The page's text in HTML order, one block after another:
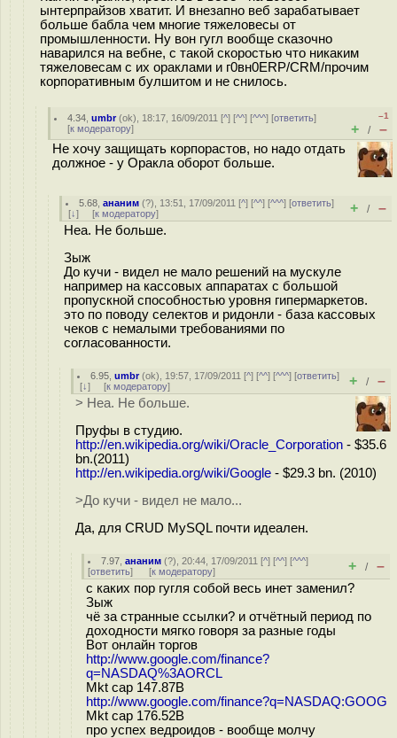
ынтерпрайзов хватит. И внезапно веб зарабатывает
больше бабла чем многие тяжеловесы от
промышленности. Ну вон гугл вообще сказочно
наварился на вебне, с такой скоростью что никаким
тяжеловесам с их ораклами и г0вн0ERP/CRM/прочим
корпоративным булшитом и не снилось.
4.34 ,umbr(ok), 18:17, 16/09/2011 [^] [^^] [^^^] [ответить]
[к модератору]
–1
+ / –
Не хочу защищать корпорастов, но надо отдать
должное - у Оракла оборот больше.
5.68 ,ананим (?), 13:51, 17/09/2011 [^] [^^] [^^^] [ответить]
[↓] [к модератору] + / –
Неа. Не больше.
Зыж
До кучи - видел не мало решений на мускуле
например на кассовых аппаратах с большой
пропускной способностью уровня гипермаркетов.
это по поводу селектов и ридонли - база кассовых
чеков с немалыми требованиями по
согласованности.
6.95 ,umbr(ok), 19:57, 17/09/2011 [^] [^^] [^^^] [ответить]
[↓] [к модератору] + / –
> Неа. Не больше.
Пруфы в студию.
http://en.wikipedia.org/wiki/Oracle_Corporation - $35.6
bn.(2011)
http://en.wikipedia.org/wiki/Google - $29.3 bn. (2010)
>До кучи - видел не мало...
Да, для CRUD MySQL почти идеален.
7.97 ,ананим (?), 20:44, 17/09/2011 [^] [^^] [^^^]
[ответить] [к модератору] + / –
c каких пор гугля собой весь инет заменил?
Зыж
чё за странные ссылки? и отчётный период по
доходности мягко говоря за разные годы
Вот онлайн торгов
http://www.google.com/finance?
q=NASDAQ%3AORCL
Mkt cap 147.87B
http://www.google.com/finance?q=NASDAQ:GOOG
Mkt cap 176.52B
про успех ведроидов - вообще молчу